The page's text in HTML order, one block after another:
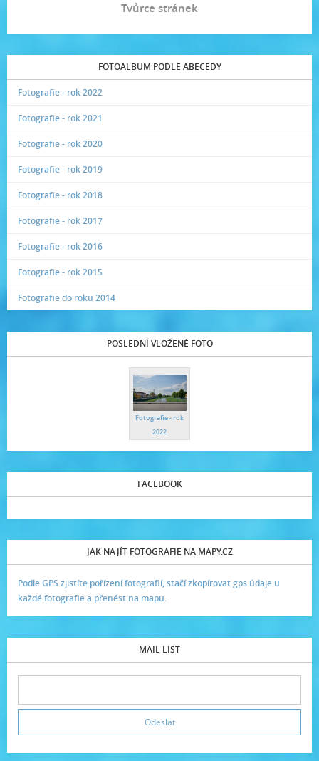
Tvůrce stránek
FOTOALBUM PODLE ABECEDY
Fotografie - rok 2022
Fotografie - rok 2021
Fotografie - rok 2020
Fotografie - rok 2019
Fotografie - rok 2018
Fotografie - rok 2017
Fotografie - rok 2016
Fotografie - rok 2015
Fotografie do roku 2014
POSLEDNÍ VLOŽENÉ FOTO
Fotografie - rok
2022
FACEBOOK
JAK NAJÍT FOTOGRAFIE NA MAPY.CZ
Podle GPS zjistíte pořízení fotografií, stačí zkopírovat gps údaje u
každé fotografie a přenést na mapu.
MAIL LIST